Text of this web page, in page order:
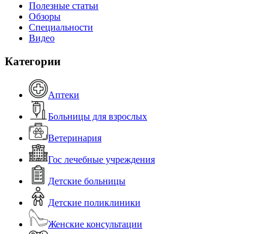
Полезные статьи
Обзоры
Специальности
Видео
Категории
Аптеки
Больницы для взрослых
Ветеринария
Гос лечебные учреждения
Детские больницы
Детские поликлиники
Женские консультации